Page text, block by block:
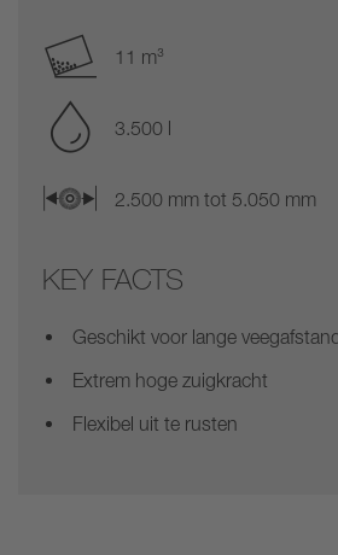
11 m³
3.500 l
2.500 mm tot 5.050 mm
KEY FACTS
Geschikt voor lange
Extrem hoge zuigkracht
Flexibel uit te rusten